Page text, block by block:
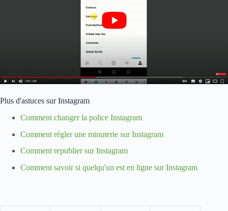
Plus d'astuces sur Instagram
Comment changer la police Instagram
Comment régler une minuterie sur Instagram
Comment republier sur Instagram
Comment savoir si quelqu'un est en ligne sur Instagram